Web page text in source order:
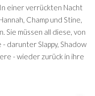
einer verrückten Nacht
Champ und Stine,
Sie müssen all diese, von
darunter Slappy, Shadow
- wieder zurück in ihre